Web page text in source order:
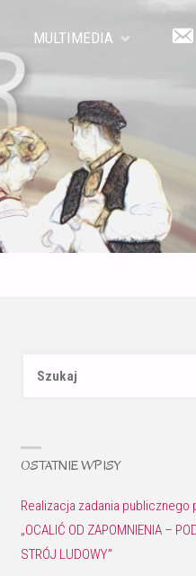
MULTIMEDIA
OSTATNIE WPISY
Realizacja zadania publicznego
„OCALIĆ OD ZAPOMNIENIA –
STRÓJ LUDOWY”